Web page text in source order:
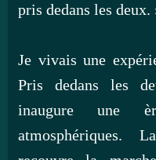
pris dedans les deux.
Je vivais une
Pris dedans les
inaugure une
atmosphériques.